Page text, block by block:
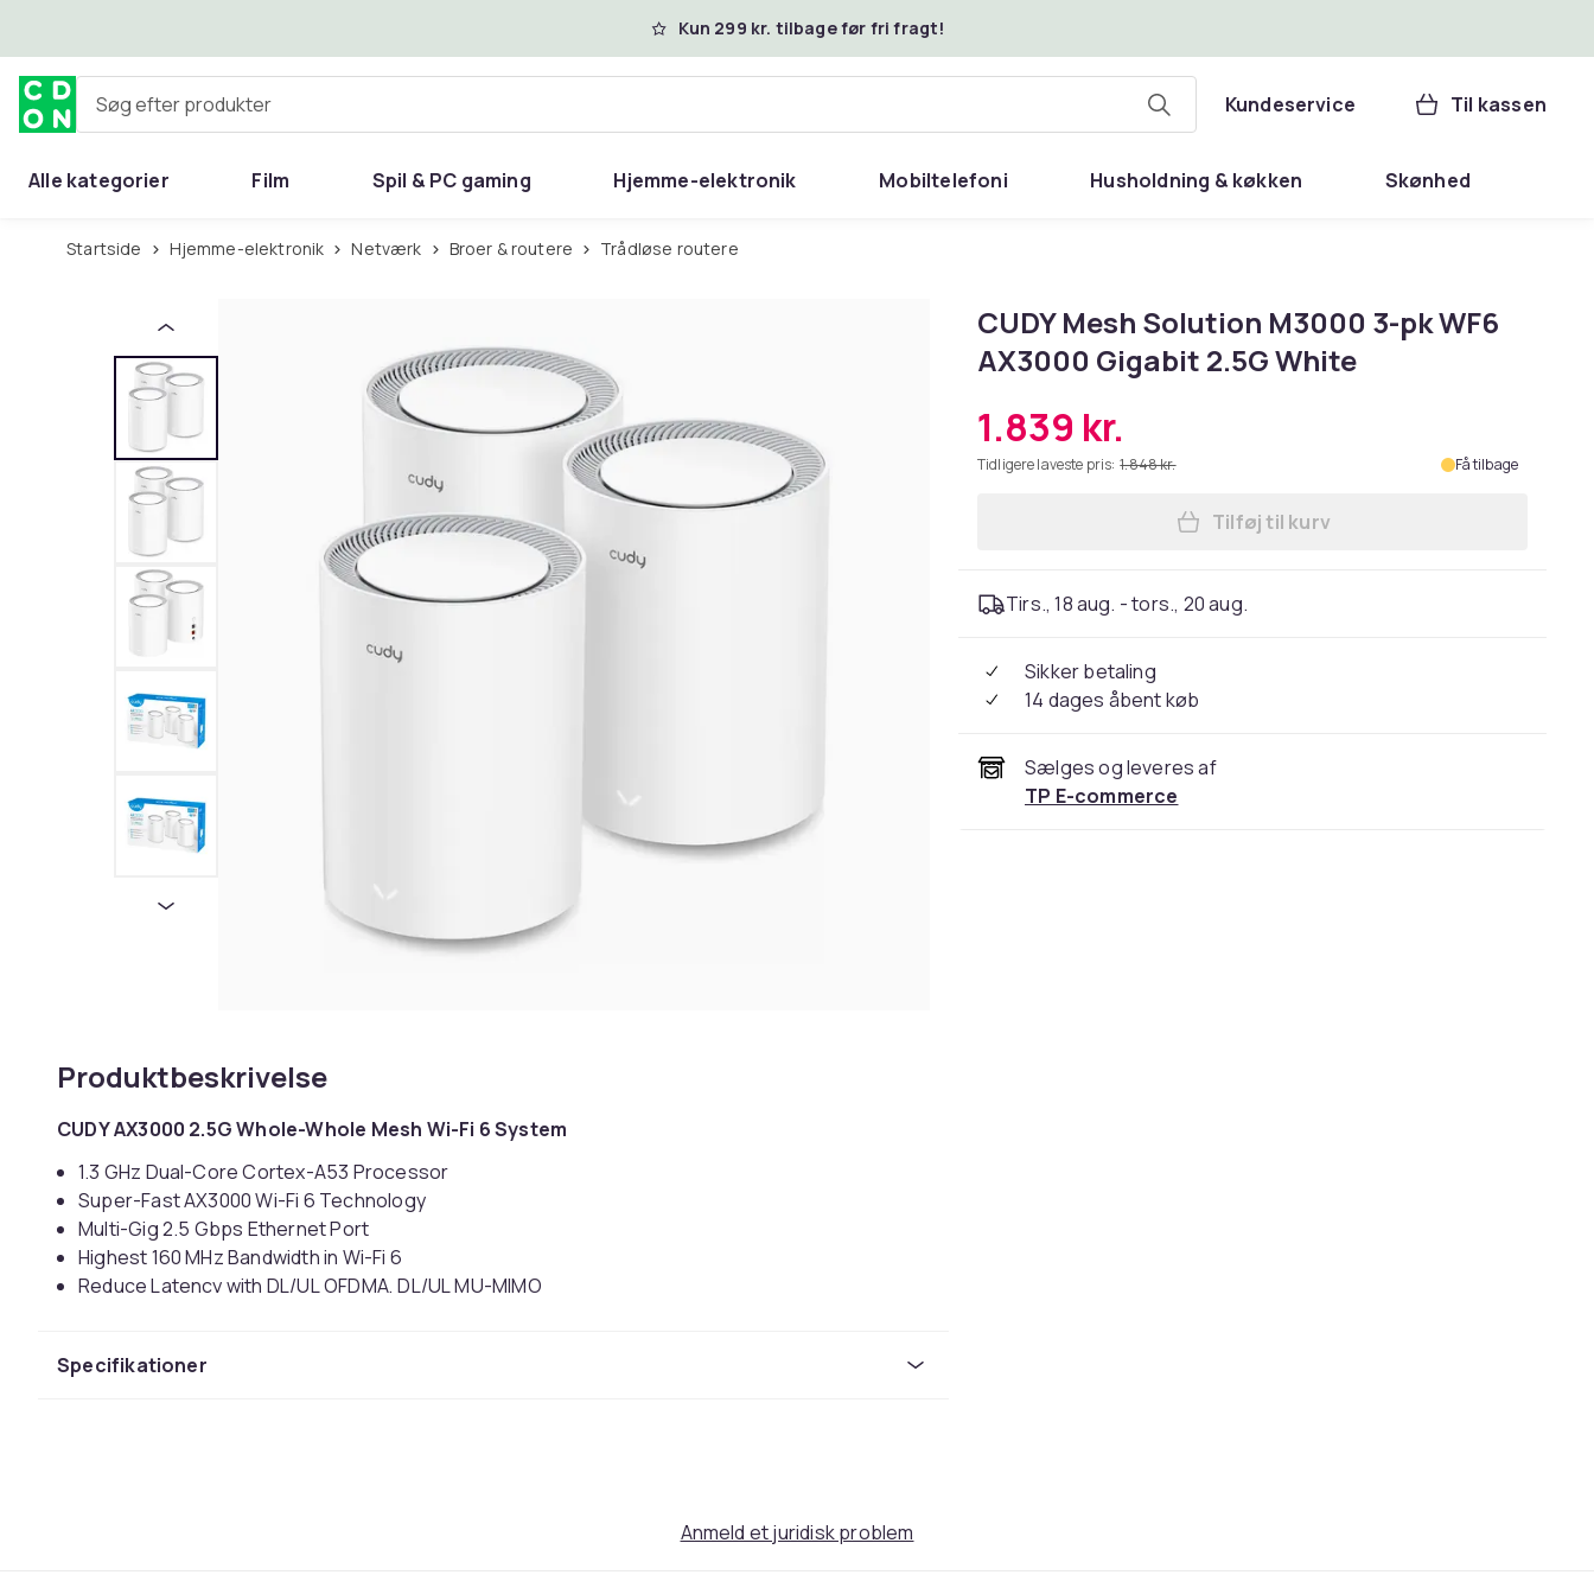
Kun 299 kr. tilbage før fri fragt!
Søg efter produkter Kundeservice Til kassen
Alle kategorier Film Spil & PC gaming Hjemme-elektronik Mobiltelefoni Husholdning & køkken Skønhed
Hjem & have
Startside Hjemme-elektronik Netværk Broer & routere Trådløse routere
Produktbeskrivelse
CUDY AX3000 2.5G Whole-Whole Mesh Wi-Fi 6 System
1.3 GHz Dual-Core Cortex-A53 Processor
Super-Fast AX3000 Wi-Fi 6 Technology
Multi-Gig 2.5 Gbps Ethernet Port
Highest 160 MHz Bandwidth in Wi-Fi 6
Reduce Latency with DL/UL OFDMA, DL/UL MU-MIMO
Med Cudy Mesh Wi-Fi 6 System vil du nyde avanceret hele hjemmet WiFi designet til at levere jævn
Udstyret med 10/100/1000 Mbps-porte, udvider din netværkskapacitet markant, hvilket muliggør
Specifikationer
CUDY Mesh Solution M3000 3-pk WF6
AX3000 Gigabit 2.5G White
1.839 kr.
Tidligere laveste pris: 1.848 kr. Få tilbage
Læg CUDY Mesh Solution M3000 3-
Tilføj til kurv
Tirs., 18 aug. - tors., 20 aug.
Sikker betaling
14 dages åbent køb
Sælges og leveres af
TP E-commerce
Anmeld et juridisk problem